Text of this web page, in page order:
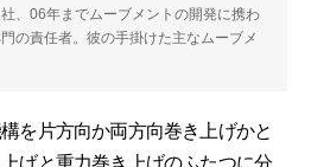
、06年までムーブメントの開発に携わ
の責任者。彼の手掛けた主なムーブメ
を片方向か両方向巻き上げかと
げと重力巻き上げのふたつに分